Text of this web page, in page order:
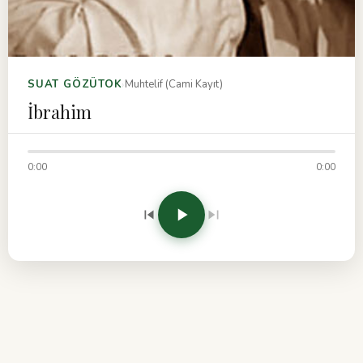
SUAT GÖZÜTOK›Muhtelif (Cami Kayıt)
İbrahim
0:00 0:00